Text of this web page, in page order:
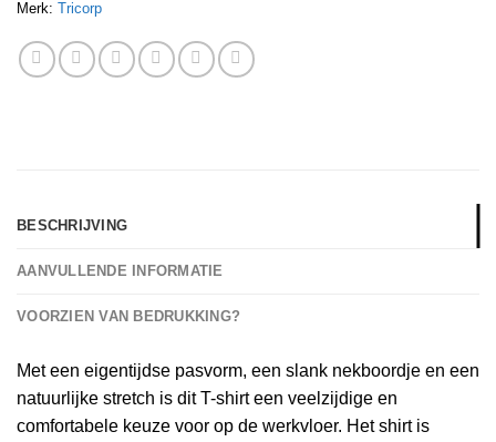
Merk: Tricorp
BESCHRIJVING
AANVULLENDE INFORMATIE
VOORZIEN VAN BEDRUKKING?
Met een eigentijdse pasvorm, een slank nekboordje en een
natuurlijke stretch is dit T-shirt een veelzijdige en
comfortabele keuze voor op de werkvloer. Het shirt is